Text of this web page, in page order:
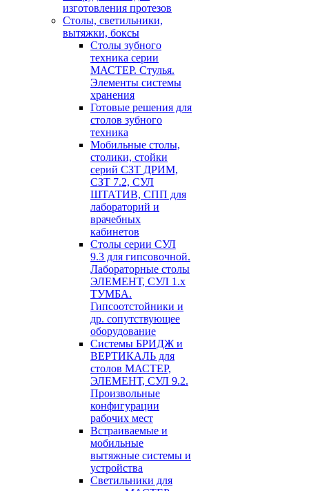
изготовления протезов
Cтолы, светильники,
вытяжки, боксы
Столы зубного
техника серии
МАСТЕР. Стулья.
Элементы системы
хранения
Готовые решения для
столов зубного
техника
Мобильные столы,
столики, стойки
серий СЗТ ДРИМ,
СЗТ 7.2, СУЛ
ШТАТИВ, СПП для
лабораторий и
врачебных
кабинетов
Столы серии СУЛ
9.3 для гипсовочной.
Лабораторные столы
ЭЛЕМЕНТ, СУЛ 1.х
ТУМБА.
Гипсоотстойники и
др. сопутствующее
оборудование
Системы БРИДЖ и
ВЕРТИКАЛЬ для
столов МАСТЕР,
ЭЛЕМЕНТ, СУЛ 9.2.
Произвольные
конфигурации
рабочих мест
Встраиваемые и
мобильные
вытяжные системы и
устройства
Светильники для